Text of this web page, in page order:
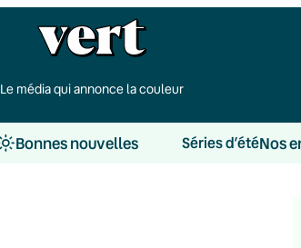
Le média qui annonce la couleur
Bonnes nouvelles Séries d’étéNos